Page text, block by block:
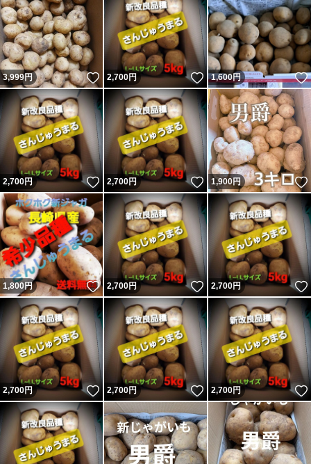
3,999円 いいね！
2,700円 いいね！
1,600円
2,700円 いいね！
2,700円 いいね！
1,900円
1,800 円 いいね！
2,700円 いいね！
2,700円
2,700円 いいね！
2,700円 いいね！
2,700円